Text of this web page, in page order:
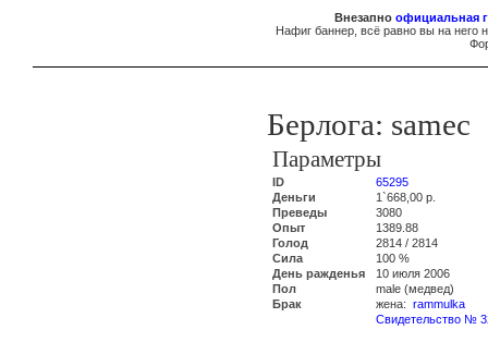
Внезапно официальная
Нафиг баннер, всё равно вы на
Берлога: samec
Параметры
ID
65295
Деньги
1`668,00 р.
Преведы
3080
Опыт
1389.88
Голод
2814 / 2814
Сила
100 %
День ражденья
10 июля 2006
Пол
male (медвед)
Брак
жена: rammulka
Свидетельство №